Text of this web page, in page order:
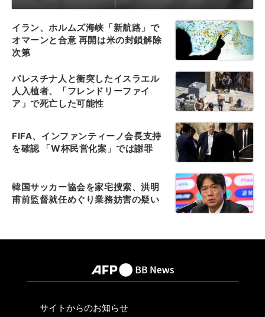
イラン、ホルムズ海峡「新航路」で
オマーンと合意 再開は米の封鎖解除
次第
パレスチナ人と衝突したイスラエル
人入植者、「フレンドリーファイ
ア」で死亡した可能性
FIFA、インファンティーノ会長支持
を確認 「W杯民営化案」では謝罪
韓国サッカー協会を家宅捜索、洪明
甫前監督就任めぐり業務妨害の疑い
サイトからのお知らせ